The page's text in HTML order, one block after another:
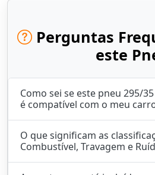
Perguntas
este
Como sei se este pneu 295/35
é compatível com o meu
O que significam as
Combustível, Travagem e